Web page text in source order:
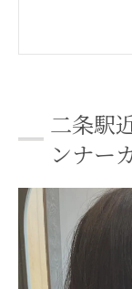
美容
インナ
特徴
季節感
ー提案術
注目のデ
美容
二条駅
ンナー